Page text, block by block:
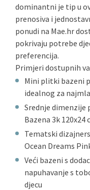
dominantni je tip u
prenosiva i
ponudi na Mae.hr
pokrivaju potrebe
preferencija.
Primjeri dostupnih
Mini plitki bazeni
idealnog za
Srednje dimenzije
Bazena 3k
Tematski
Ocean Dreams
Veći bazeni s
napuhavanje s
djecu